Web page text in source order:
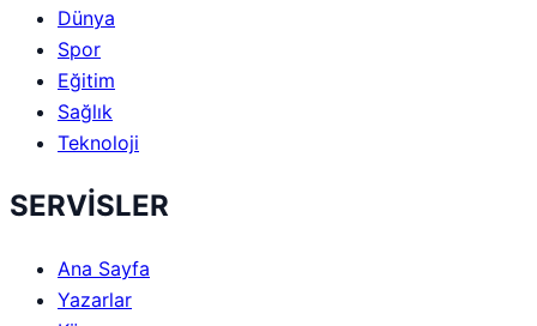
Dünya
Spor
Eğitim
Sağlık
Teknoloji
SERVİSLER
Ana Sayfa
Yazarlar